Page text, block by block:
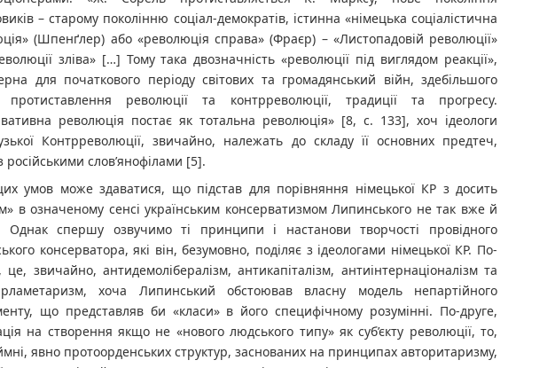
– старому поколінню соціал-демократів, істинна «німецька соціалістична
(Шпенґлер) або «революція справа» (Фраєр) – «Листопадовій революції»
зліва» […] Тому така двозначність «революції під виглядом реакції»,
для початкового періоду світових та громадянський війн, здебільшого
протиставлення революції та контрреволюції, традиції та прогресу.
революція постає як тотальна революція» [8, c. 133], хоч ідеологи
Контрреволюції, звичайно, належать до складу її основних предтеч,
російськими слов’янофілами [5].
умов може здаватися, що підстав для порівняння німецької КР з досить
в означеному сенсі українським консерватизмом Липинського не так вже й
Однак спершу озвучимо ті принципи і настанови творчості провідного
консерватора, які він, безумовно, поділяє з ідеологами німецької КР. По-
звичайно, антидемолібералізм, антикапіталізм, антиінтернаціоналізм та
хоча Липинський обстоював власну модель непартійного
що представляв би «класи» в його специфічному розумінні. По-друге,
на створення якщо не «нового людського типу» як суб’єкту революції, то,
явно протоорденських структур, заснованих на принципах авторитаризму,